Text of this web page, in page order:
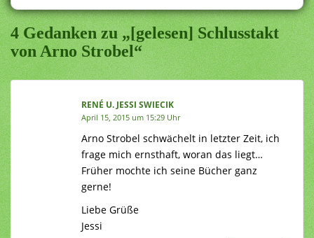
4 Gedanken zu „[gelesen] Schlusstakt
von Arno Strobel“
RENÉ U. JESSI SWIECIK
April 15, 2015 um 15:29 Uhr
Arno Strobel schwächelt in letzter Zeit, ich
frage mich ernsthaft, woran das liegt…
Früher mochte ich seine Bücher ganz
gerne!
Liebe Grüße
Jessi